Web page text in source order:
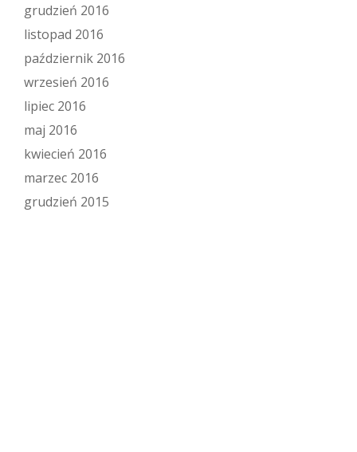
grudzień 2016
listopad 2016
październik 2016
wrzesień 2016
lipiec 2016
maj 2016
kwiecień 2016
marzec 2016
grudzień 2015